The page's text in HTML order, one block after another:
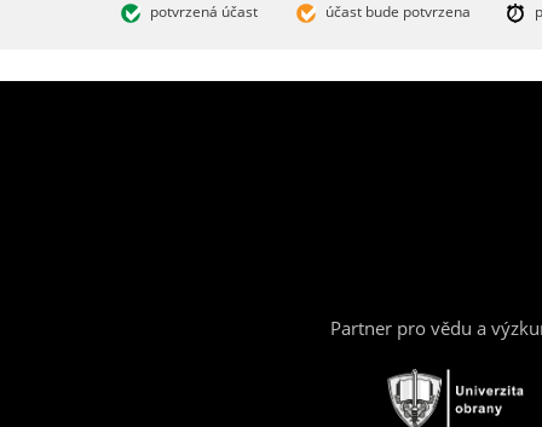
potvrzená účast
účast bude potvrzena
Partner pro vědu a